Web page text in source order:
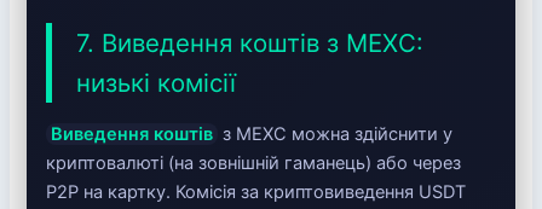
7. Виведення коштів з MEXC:
низькі комісії
Виведення коштів з MEXC можна здійснити у
криптовалюті (на зовнішній гаманець) або через
P2P на картку. Комісія за криптовиведення USDT